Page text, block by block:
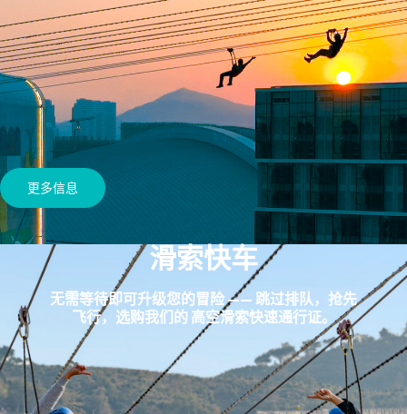
更多信息
滑索快车
无需等待即可升级您的冒险 —— 跳过排队，抢先
飞行，选购我们的 高空滑索快速通行证。